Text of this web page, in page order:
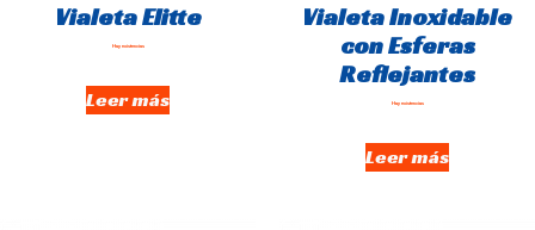
Vialeta Elitte
Hay existencias
Leer más
Vialeta Inoxidable
con Esferas
Reflejantes
Hay existencias
Leer más